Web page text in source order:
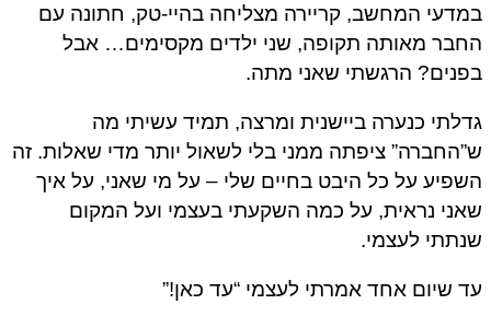
במדעי המחשב, קריירה מצליחה בהיי-טק, חתונה עם
החבר מאותה תקופה, שני ילדים מקסימים… אבל
בפנים? הרגשתי שאני מתה.
גדלתי כנערה ביישנית ומרצה, תמיד עשיתי מה
ש”החברה” ציפתה ממני בלי לשאול יותר מדי שאלות. זה
השפיע על כל היבט בחיים שלי – על מי שאני, על איך
שאני נראית, על כמה השקעתי בעצמי ועל המקום
שנתתי לעצמי.
עד שיום אחד אמרתי לעצמי “עד כאן!”